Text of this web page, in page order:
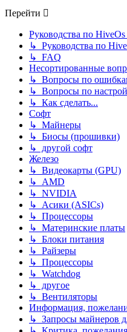
Перейти
Руководства по
↳ Руководства по
↳ FAQ
Несортированные
↳ Вопросы по
↳ Вопросы по
↳ Как сделать...
Софт
↳ Майнеры
↳ Биосы (прошивки)
↳ другой софт
Железо
↳ Видеокарты (GPU)
↳ AMD
↳ NVIDIA
↳ Асики (ASICs)
↳ Процессоры
↳ Материнские платы
↳ Блоки питания
↳ Райзеры
↳ Процессоры
↳ Watchdog
↳ другое
↳ Вентиляторы
Информация,
↳ Запросы майнеров